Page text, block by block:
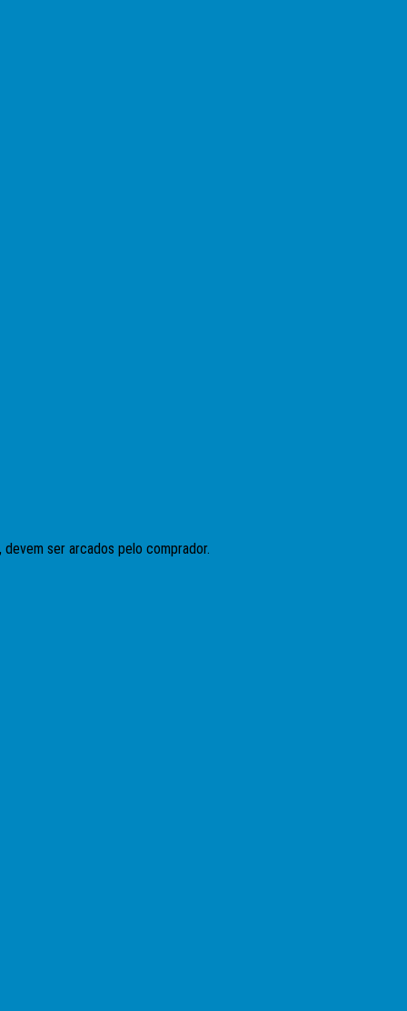
ser arcados pelo comprador.